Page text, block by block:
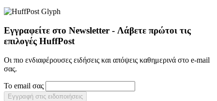
Εγγραφείτε στο Newsletter - Λάβετε πρώτοι τις
επιλογές HuffPost
Οι πιο ενδιαφέρουσες ειδήσεις και απόψεις καθημερινά στο e-mail
σας.
Το email σας
Εγγραφή στις ειδοποιήσεις